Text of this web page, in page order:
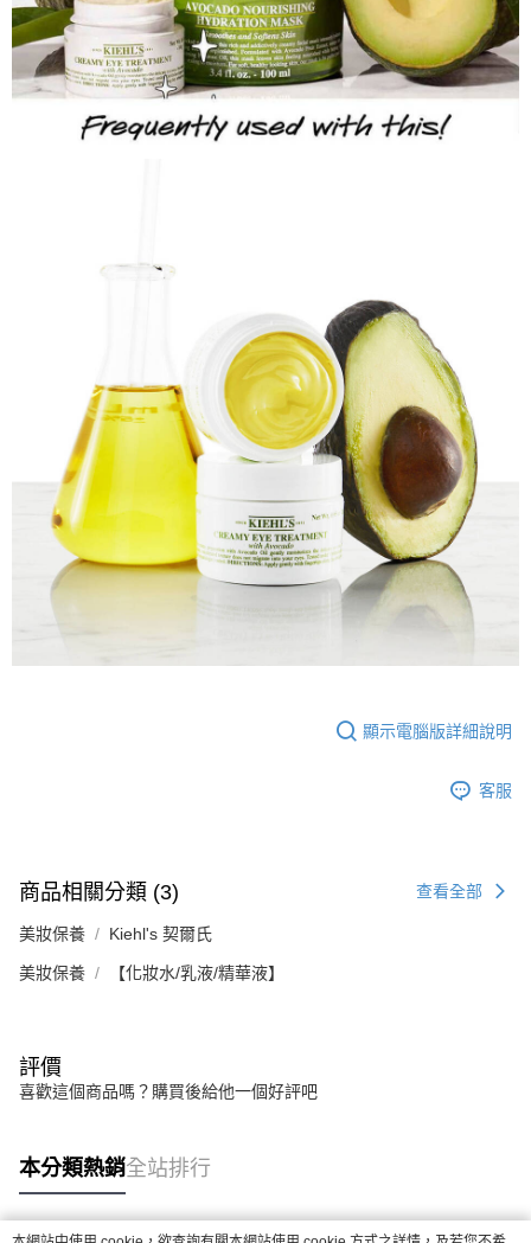
顯示電腦版詳細說明
客服
商品相關分類 (3) 查看全部
美妝保養 Kiehl's 契爾氏
美妝保養 【化妝水/乳液/精華液】
評價
喜歡這個商品嗎？購買後給他一個好評吧
本分類熱銷全站排行